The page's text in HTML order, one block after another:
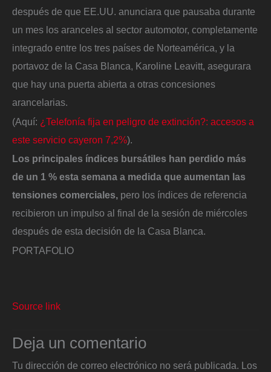
después de que EE.UU. anunciara que pausaba durante
un mes los aranceles al sector automotor, completamente
integrado entre los tres países de Norteamérica, y la
portavoz de la Casa Blanca, Karoline Leavitt, asegurara
que hay una puerta abierta a otras concesiones
arancelarias.
(Aquí: ¿Telefonía fija en peligro de extinción?: accesos a
este servicio cayeron 7,2%). ​
Los principales índices bursátiles han perdido más
de un 1 % esta semana a medida que aumentan las
tensiones comerciales, pero los índices de referencia
recibieron un impulso al final de la sesión de miércoles
después de esta decisión de la Casa Blanca.
PORTAFOLIO
Source link
Deja un comentario
Tu dirección de correo electrónico no será publicada. Los